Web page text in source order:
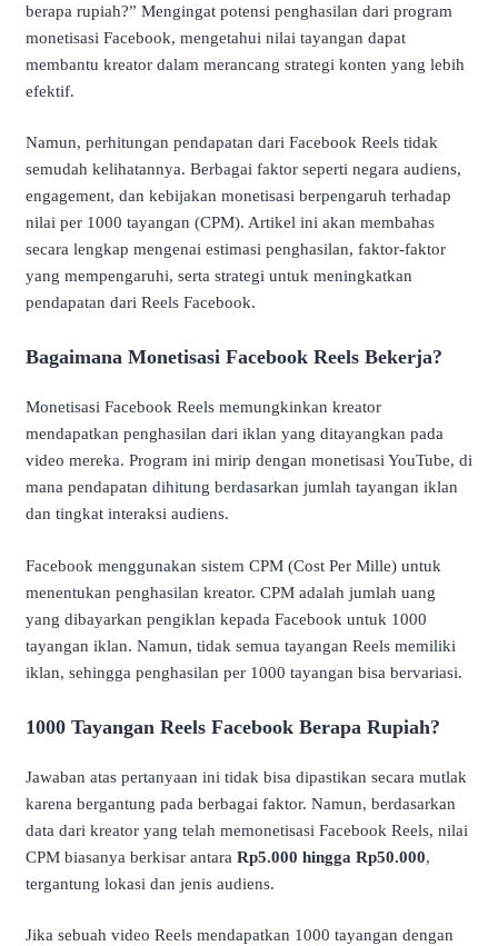
berapa rupiah?” Mengingat potensi penghasilan dari program
monetisasi Facebook, mengetahui nilai tayangan dapat
membantu kreator dalam merancang strategi konten yang lebih
efektif.
Namun, perhitungan pendapatan dari Facebook Reels tidak
semudah kelihatannya. Berbagai faktor seperti negara audiens,
engagement, dan kebijakan monetisasi berpengaruh terhadap
nilai per 1000 tayangan (CPM). Artikel ini akan membahas
secara lengkap mengenai estimasi penghasilan, faktor-faktor
yang mempengaruhi, serta strategi untuk meningkatkan
pendapatan dari Reels Facebook.
Bagaimana Monetisasi Facebook Reels Bekerja?
Monetisasi Facebook Reels memungkinkan kreator
mendapatkan penghasilan dari iklan yang ditayangkan pada
video mereka. Program ini mirip dengan monetisasi YouTube, di
mana pendapatan dihitung berdasarkan jumlah tayangan iklan
dan tingkat interaksi audiens.
Facebook menggunakan sistem CPM (Cost Per Mille) untuk
menentukan penghasilan kreator. CPM adalah jumlah uang
yang dibayarkan pengiklan kepada Facebook untuk 1000
tayangan iklan. Namun, tidak semua tayangan Reels memiliki
iklan, sehingga penghasilan per 1000 tayangan bisa bervariasi.
1000 Tayangan Reels Facebook Berapa Rupiah?
Jawaban atas pertanyaan ini tidak bisa dipastikan secara mutlak
karena bergantung pada berbagai faktor. Namun, berdasarkan
data dari kreator yang telah memonetisasi Facebook Reels, nilai
CPM biasanya berkisar antara Rp5.000 hingga Rp50.000,
tergantung lokasi dan jenis audiens.
Jika sebuah video Reels mendapatkan 1000 tayangan dengan